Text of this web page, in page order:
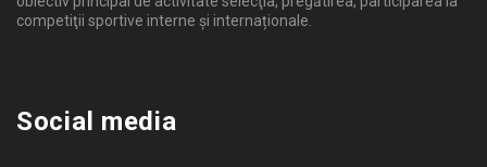
competiţii sportive interne şi internaționale.
Social media